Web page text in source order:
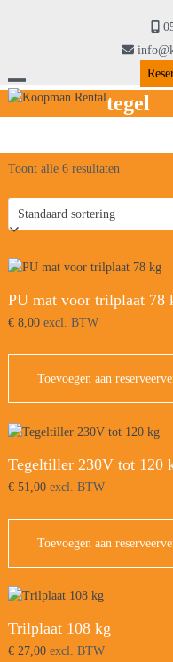
Open
menu
Close
menu
tegel
Toont alle 6 resultaten
PU mat voor trilplaat 78
€8,00excl. BTW
Toevoegen aan
Tegeltiller 230V tot 120
€51,00excl. BTW
Toevoegen aan
Trilplaat 108 kg
€27,00excl. BTW